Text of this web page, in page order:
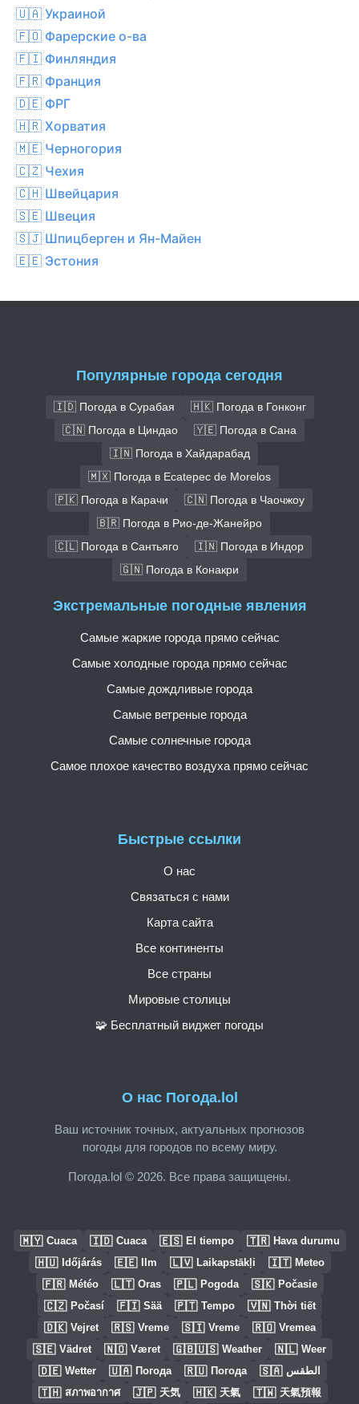
🇺🇦 Украиной
🇫🇴 Фарерские о-ва
🇫🇮 Финляндия
🇫🇷 Франция
🇩🇪 ФРГ
🇭🇷 Хорватия
🇲🇪 Черногория
🇨🇿 Чехия
🇨🇭 Швейцария
🇸🇪 Швеция
🇸🇯 Шпицберген и Ян-Майен
🇪🇪 Эстония
Популярные города сегодня
🇮🇩 Погода в Сурабая
🇭🇰 Погода в Гонконг
🇨🇳 Погода в Циндао
🇾🇪 Погода в Сана
🇮🇳 Погода в Хайдарабад
🇲🇽 Погода в Ecatepec de Morelos
🇵🇰 Погода в Карачи
🇨🇳 Погода в Чаочжоу
🇧🇷 Погода в Рио-де-Жанейро
🇨🇱 Погода в Сантьяго
🇮🇳 Погода в Индор
🇬🇳 Погода в Конакри
О нас Погода.lol
Ваш источник точных, актуальных прогнозов
погоды для городов по всему миру.
Погода.lol © 2026. Все права защищены.
Быстрые ссылки
О нас
Связаться с нами
Карта сайта
Все континенты
Все страны
Мировые столицы
🧩 Бесплатный виджет погоды
Экстремальные погодные явления
Самые жаркие города прямо сейчас
Самые холодные города прямо сейчас
Самые дождливые города
Самые ветреные города
Самые солнечные города
Самое плохое качество воздуха прямо сейчас
🇲🇾 Cuaca 🇮🇩 Cuaca 🇪🇸 El tiempo 🇹🇷 Hava durumu
🇭🇺 Időjárás 🇪🇪 Ilm 🇱🇻 Laikapstākļi 🇮🇹 Meteo
🇫🇷 Météo 🇱🇹 Oras 🇵🇱 Pogoda 🇸🇰 Počasie
🇨🇿 Počasí 🇫🇮 Sää 🇵🇹 Tempo 🇻🇳 Thời tiết
🇩🇰 Vejret 🇷🇸 Vreme 🇸🇮 Vreme 🇷🇴 Vremea
🇸🇪 Vädret 🇳🇴 Været 🇬🇧🇺🇸 Weather 🇳🇱 Weer
🇩🇪 Wetter 🇺🇦 Погода 🇷🇺 Погода 🇸🇦 الطقس
🇹🇭 สภาพอากาศ 🇯🇵 天気 🇭🇰 天氣 🇹🇼 天氣預報